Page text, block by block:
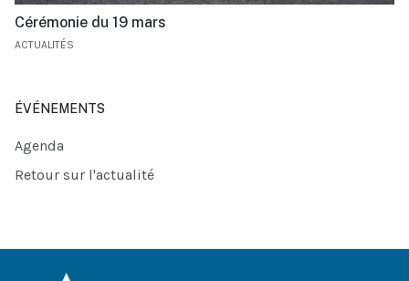
Cérémonie du 19 mars
ACTUALITÉS
ÉVÉNEMENTS
Agenda
Retour sur l'actualité